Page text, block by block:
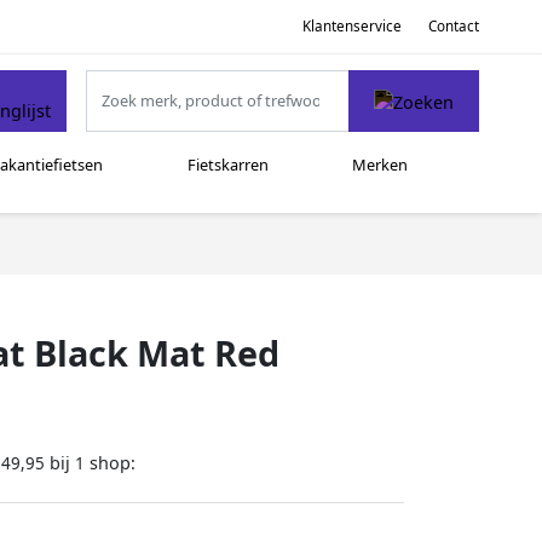
Klantenservice Contact
Fietskarren Merken
Black Mat Red
bij 1 shop: